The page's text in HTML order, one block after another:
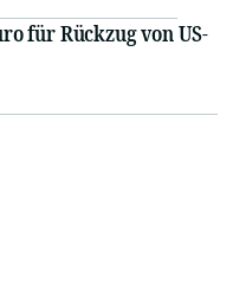
für Rückzug von US-